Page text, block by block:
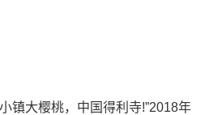
镇大樱桃，中国得利寺!”2018年